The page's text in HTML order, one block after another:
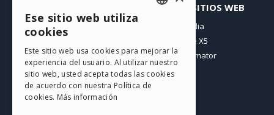
Mis post
Mis download
Espacio Web
Mis Créditos
OTROS SITIOS WEB
Incomedia
WebSite X5
WebAnimator
GERMAN
SPANISH
Ese sitio web utiliza
cookies
Este sitio web usa cookies para mejorar la
experiencia del usuario. Al utilizar nuestro
sitio web, usted acepta todas las cookies
de acuerdo con nuestra Política de
cookies. Más información